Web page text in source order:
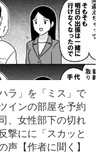
ラ」を「ミス」で
インの部屋を予約
、女性部下の切れ
撃にに「スカッと
声【作者に聞く】